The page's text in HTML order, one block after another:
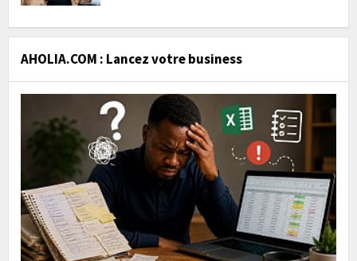
AHOLIA.COM : Lancez votre business